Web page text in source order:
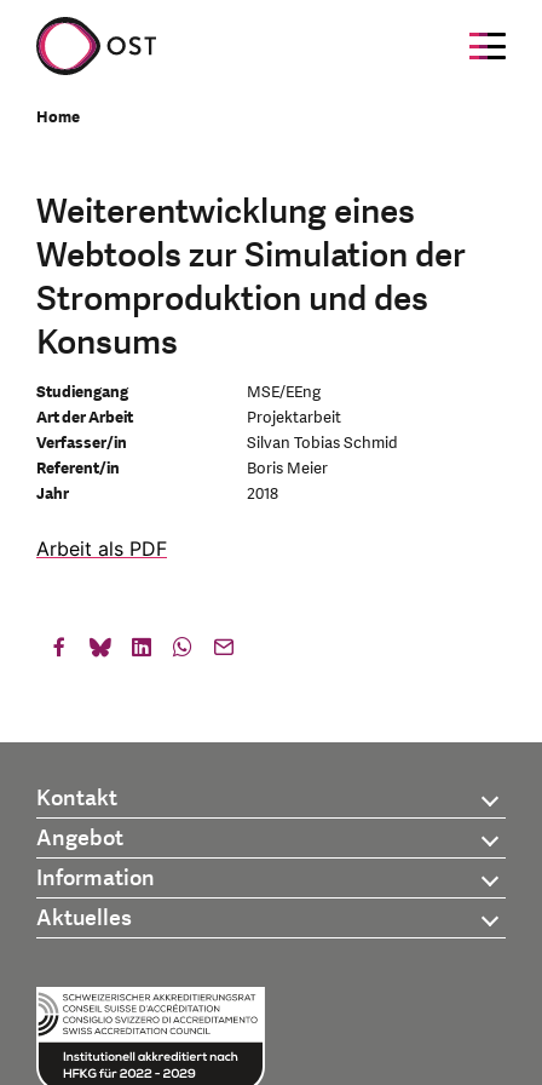
Home
Weiterentwicklung eines
Webtools zur Simulation der
Stromproduktion und des
Konsums
Studiengang
MSE/EEng
Art der Arbeit
Projektarbeit
Verfasser/in
Silvan Tobias Schmid
Referent/in
Boris Meier
Jahr
2018
Arbeit als PDF
Kontakt
Angebot
Information
Aktuelles